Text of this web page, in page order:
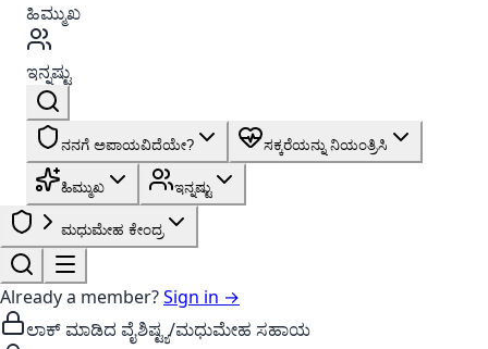
ಹಿಮ್ಮುಖ
ಇನ್ನಷ್ಟು
ನನಗೆ ಅಪಾಯವಿದೆಯೇ? ಸಕ್ಕರೆಯನ್ನು ನಿಯಂತ್ರಿಸಿ
ಹಿಮ್ಮುಖ ಇನ್ನಷ್ಟು
ಮಧುಮೇಹ ಕೇಂದ್ರ
Already a member?Sign in →
ಲಾಕ್ ಮಾಡಿದ ವೈಶಿಷ್ಟ್ಯ/ಮಧುಮೇಹ ಸಹಾಯ